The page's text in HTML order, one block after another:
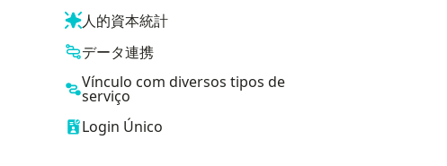
人的資本統計
データ連携
Vínculo com diversos tipos de
serviço
Login Único